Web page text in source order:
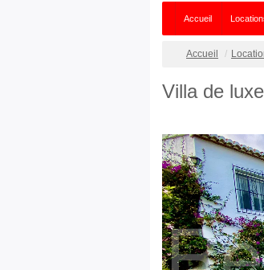
Accueil
Accueil
Villa de